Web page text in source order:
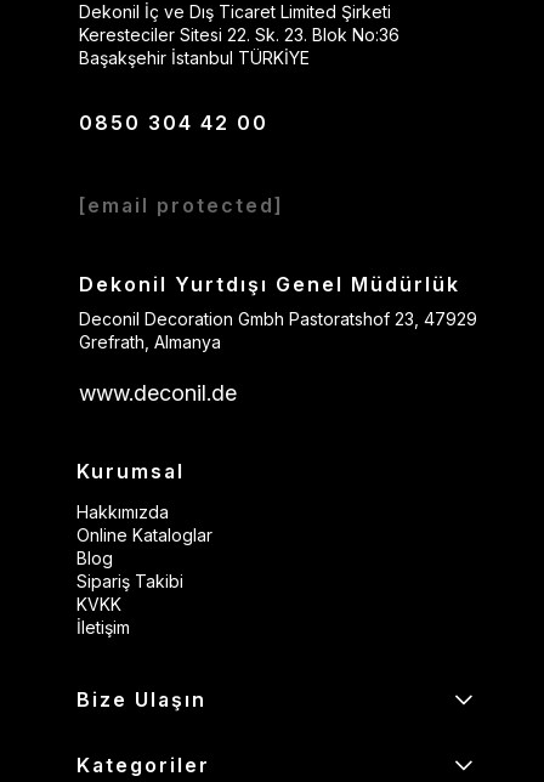
Dekonil İç ve Dış Ticaret Limited Şirketi
Keresteciler Sitesi 22. Sk. 23. Blok No:36
Başakşehir İstanbul TÜRKİYE
0850 304 42 00
[email protected]
Dekonil Yurtdışı Genel Müdürlük
Deconil Decoration Gmbh Pastoratshof 23, 47929
Grefrath, Almanya
www.deconil.de
Kurumsal
Hakkımızda
Online Kataloglar
Blog
Sipariş Takibi
KVKK
İletişim
Bize Ulaşın
Kategoriler